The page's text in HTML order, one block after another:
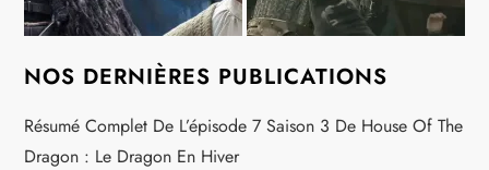
NOS DERNIÈRES PUBLICATIONS
Résumé Complet De L’épisode 7 Saison 3 De House Of The
Dragon : Le Dragon En Hiver